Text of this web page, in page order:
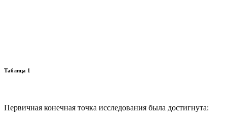
Таблица 1
Первичная конечная точка исследования была достигнута: